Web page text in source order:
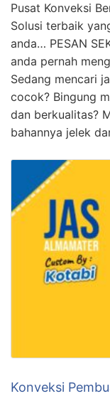
Pusat Konveksi
Solusi terbaik
anda… PESAN
anda pernah
Sedang mencari
cocok? Bingung
dan berkualitas?
bahannya jelek
Konveksi